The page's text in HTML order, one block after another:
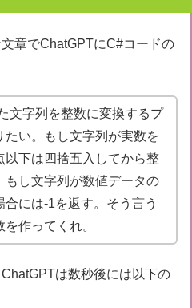
章でChatGPTにC#コードの
文字列を整数に変換するプ
たい。もし文字列が実数を
以下は四捨五入してから整
もし文字列が数値データの
合には-1を返す。そう言う
作ってくれ。
は数秒後には以下の